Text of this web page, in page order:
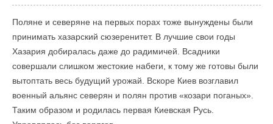
Поляне и северяне на первых порах тоже вынуждены были
принимать хазарский сюзеренитет. В лучшие свои годы
Хазария добиралась даже до радимичей. Всадники
совершали слишком жестокие набеги, к тому же готовы были
вытоптать весь будущий урожай. Вскоре Киев возглавил
военный альянс северян и полян против «козари поганых».
Таким образом и родилась первая Киевская Русь.